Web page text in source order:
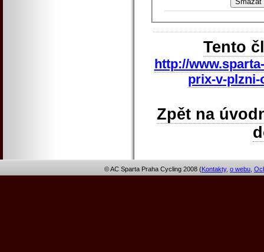
Tento
http://
prix-v-
Zpět na
© AC Sparta Praha Cycling 2008 (Kontakty, o webu